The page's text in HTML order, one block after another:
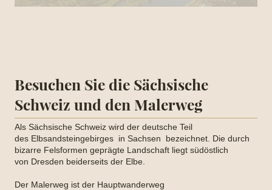
Besuchen Sie die Sächsische
Schweiz und den Malerweg
Als Sächsische Schweiz wird der deutsche Teil
des Elbsandsteingebirges in Sachsen bezeichnet. Die durch
bizarre Felsformen geprägte Landschaft liegt südöstlich
von Dresden beiderseits der Elbe.
Der Malerweg ist der Hauptwanderweg